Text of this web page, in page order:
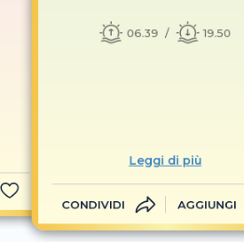
06.39 19.50
Leggi di più
CONDIVIDI AGGIUNGI